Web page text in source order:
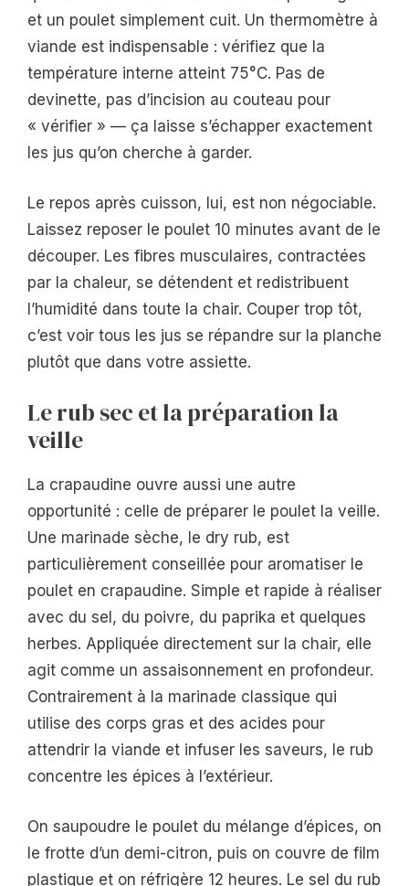
et un poulet simplement cuit. Un thermomètre à
viande est indispensable : vérifiez que la
température interne atteint 75°C. Pas de
devinette, pas d’incision au couteau pour
« vérifier » — ça laisse s’échapper exactement
les jus qu’on cherche à garder.
Le repos après cuisson, lui, est non négociable.
Laissez reposer le poulet 10 minutes avant de le
découper. Les fibres musculaires, contractées
par la chaleur, se détendent et redistribuent
l’humidité dans toute la chair. Couper trop tôt,
c’est voir tous les jus se répandre sur la planche
plutôt que dans votre assiette.
Le rub sec et la préparation la
veille
La crapaudine ouvre aussi une autre
opportunité : celle de préparer le poulet la veille.
Une marinade sèche, le dry rub, est
particulièrement conseillée pour aromatiser le
poulet en crapaudine. Simple et rapide à réaliser
avec du sel, du poivre, du paprika et quelques
herbes. Appliquée directement sur la chair, elle
agit comme un assaisonnement en profondeur.
Contrairement à la marinade classique qui
utilise des corps gras et des acides pour
attendrir la viande et infuser les saveurs, le rub
concentre les épices à l’extérieur.
On saupoudre le poulet du mélange d’épices, on
le frotte d’un demi-citron, puis on couvre de film
plastique et on réfrigère 12 heures. Le sel du rub